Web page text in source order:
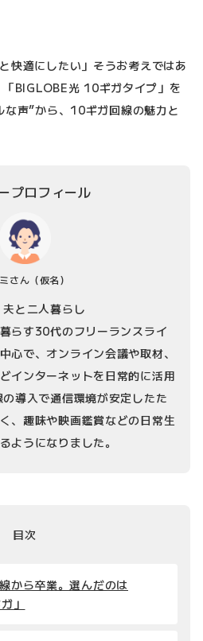
快適にしたい」そうお考えではあ
BIGLOBE光 10ギガタイプ」を
声”から、10ギガ回線の魅力と
プロフィール
さん （仮名）
と二人暮らし
らす30代のフリーランスライ
心で、オンライン会議や取材、
インターネットを日常的に活用
導入で通信環境が安定したた
、趣味や映画鑑賞などの日常生
ようになりました。
目次
から卒業。選んだのは
」